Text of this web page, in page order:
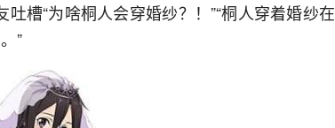
槽“为啥桐人会穿婚纱？！”“桐人穿着婚纱在
”